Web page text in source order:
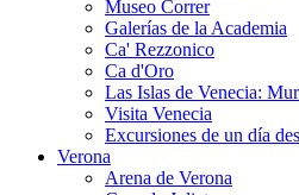
Museo Correr
Galerías de la Academia
Ca' Rezzonico
Ca d'Oro
Las Islas de Venecia:
Visita Venecia
Excursiones de un día
Verona
Arena de Verona